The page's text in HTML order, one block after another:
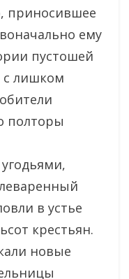
приносившее
ему
пустошей
с лишком
полторы
в устье
крестьян.
новые